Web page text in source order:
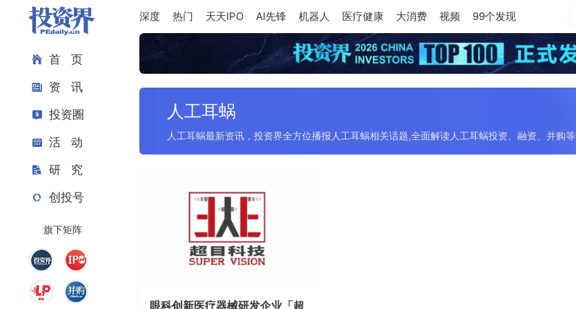
首 页
资 讯
投资圈
活 动
研 究
创投号
旗下矩阵
深度 热门 天天IPO AI先锋 机器人 医疗健康 大消费 视频 99个发现
人工耳蜗
人工耳蜗最新资讯，投资界全方位播报人工耳蜗相关话题,全面解读人工耳蜗投资、融资、并购等
眼科创新医疗器械研发企业「超